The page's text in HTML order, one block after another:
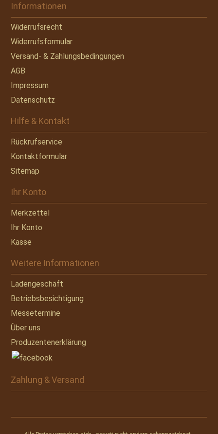
Informationen
Widerrufsrecht
Widerrufsformular
Versand- & Zahlungsbedingungen
AGB
Impressum
Datenschutz
Hilfe & Kontakt
Rückrufservice
Kontaktformular
Sitemap
Ihr Konto
Merkzettel
Ihr Konto
Kasse
Weitere Informationen
Ladengeschäft
Betriebsbesichtigung
Messetermine
Über uns
Produzentenerklärung
Zahlung & Versand